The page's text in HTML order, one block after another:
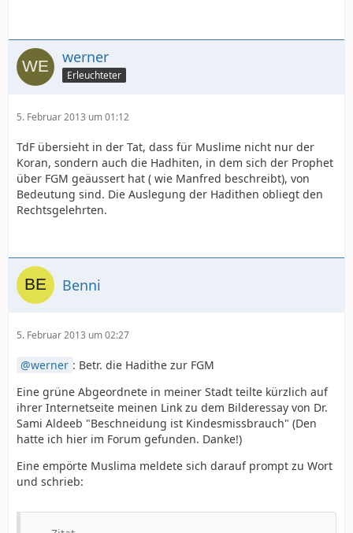
werner
Erleuchteter
5. Februar 2013 um 01:12
TdF übersieht in der Tat, dass für Muslime nicht nur der
Koran, sondern auch die Hadhiten, in dem sich der Prophet
über FGM geäussert hat ( wie Manfred beschreibt), von
Bedeutung sind. Die Auslegung der Hadithen obliegt den
Rechtsgelehrten.
Benni
5. Februar 2013 um 02:27
werner : Betr. die Hadithe zur FGM
Eine grüne Abgeordnete in meiner Stadt teilte kürzlich auf
ihrer Internetseite meinen Link zu dem Bilderessay von Dr.
Sami Aldeeb "Beschneidung ist Kindesmissbrauch" (Den
hatte ich hier im Forum gefunden. Danke!)
Eine empörte Muslima meldete sich darauf prompt zu Wort
und schrieb: